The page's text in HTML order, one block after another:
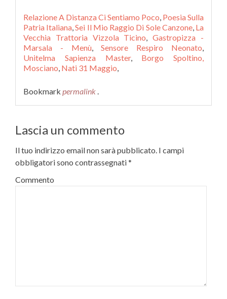
Relazione A Distanza Ci Sentiamo Poco, Poesia Sulla
Patria Italiana,Sei Il Mio Raggio Di Sole Canzone, La
Vecchia Trattoria Vizzola Ticino,Gastropizza -
Marsala - Menù,Sensore Respiro Neonato,
Unitelma Sapienza Master, Borgo Spoltino,
Mosciano, Nati 31 Maggio,
Bookmark permalink .
Lascia un commento
Il tuo indirizzo email non sarà pubblicato. I campi
obbligatori sono contrassegnati*
Commento